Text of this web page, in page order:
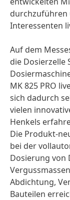
durchzuführen
Interessenten
Auf dem
die Dosierzelle
MK 825 PRO
sich dadurch
vielen
Henkels
Die Produkt-
bei der
Dosierung von
Abdichtung,
Bauteilen